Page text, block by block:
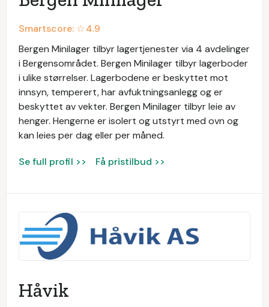
Smartscore: ☆4.9
Bergen Minilager tilbyr lagertjenester via 4 avdelinger
i Bergensområdet. Bergen Minilager tilbyr lagerboder
i ulike størrelser. Lagerbodene er beskyttet mot
innsyn, temperert, har avfuktningsanlegg og er
beskyttet av vekter. Bergen Minilager tilbyr leie av
henger. Hengerne er isolert og utstyrt med ovn og
kan leies per dag eller per måned.
Se full profil >> Få pristilbud >>
Håvik